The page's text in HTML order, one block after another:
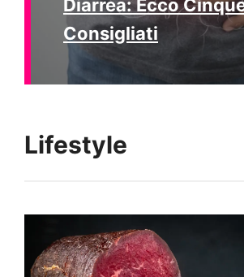
Diarrea: Ecco
Consigliati
Lifestyle